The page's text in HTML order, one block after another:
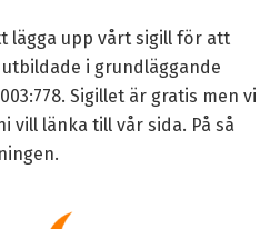
lägga upp vårt sigill för att
i grundläggande
Sigillet är gratis men vi
vill länka till vår sida. På så